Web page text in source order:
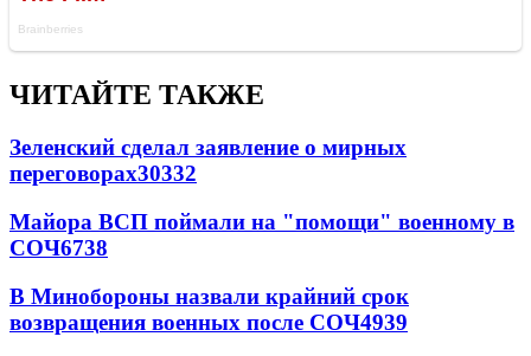
ЧИТАЙТЕ ТАКЖЕ
Зеленский сделал заявление о мирных
переговорах30332
Майора ВСП поймали на "помощи" военному в
СОЧ6738
В Минобороны назвали крайний срок
возвращения военных после СОЧ4939